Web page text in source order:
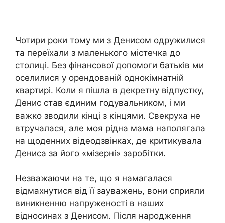
Чотири роки тому ми з Денисом одружилися
та переїхали з маленького містечка до
столиці. Без фінансової допомоги батьків ми
оселилися у орендованій однокімнатній
квартирі. Коли я пішла в декретну відпустку,
Денис став єдиним годувальником, і ми
важко зводили кінці з кінцями. Свекруха не
втручалася, але моя рідна мама наполягала
на щоденних відеодзвінках, де критикувала
Дениса за його «мізерні» заробітки.
Незважаючи на те, що я намагалася
відмахнутися від її зауважень, вони сприяли
виникненню напруженості в наших
відносинах з Денисом. Після народження